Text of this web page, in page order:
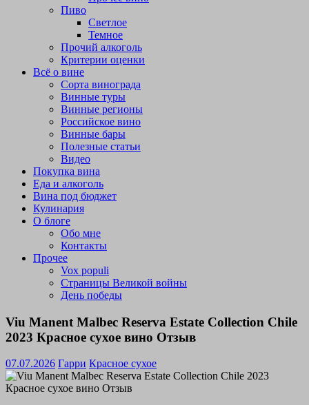
Пиво
Светлое
Темное
Прочий алкоголь
Критерии оценки
Всё о вине
Сорта винограда
Винные туры
Винные регионы
Российское вино
Винные бары
Полезные статьи
Видео
Покупка вина
Еда и алкоголь
Вина под бюджет
Кулинария
О блоге
Обо мне
Контакты
Прочее
Vox populi
Страницы Великой войны
День победы
Viu Manent Malbec Reserva Estate Collection Chile
2023 Красное сухое вино Отзыв
07.07.2026 Гарри Красное сухое